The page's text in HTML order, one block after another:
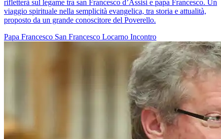
rifletterà sul legame tra san Francesco d’Assisi e papa Francesco. Un
viaggio spirituale nella semplicità evangelica, tra storia e attualità,
proposto da un grande conoscitore del Poverello.
Papa Francesco San Francesco Locarno Incontro